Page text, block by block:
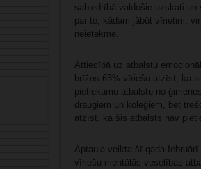
sabiedrībā valdošie uzskati un
par to, kādam jābūt vīrietim,
neietekmē.
Attiecībā uz atbalstu
brīžos 63% vīriešu atzīst, ka
pietiekamu atbalstu no ģimenes,
draugiem un kolēģiem, bet
atzīst, ka šis atbalsts nav
Aptauja veikta šī gada februārī
vīriešu mentālās veselības